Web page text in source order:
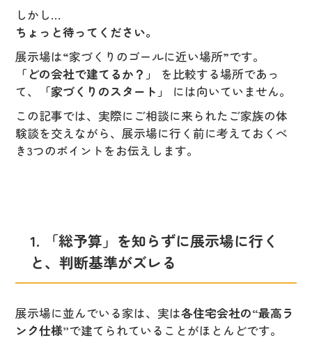
しかし…
ちょっと待ってください。
展示場は“家づくりのゴールに近い場所”です。
「どの会社で建てるか？」
を比較する場所であっ
て、
「家づくりのスタート」
には向いていません。
この記事では、実際にご相談に来られたご家族の体
験談を交えながら、展示場に行く前に考えておくべ
き3つのポイントをお伝えします。
1. 「総予算」を知らずに展示場に行く
と、判断基準がズレる
展示場に並んでいる家は、実は各住宅会社の“最高ラ
ンク仕様”で建てられていることがほとんどです。